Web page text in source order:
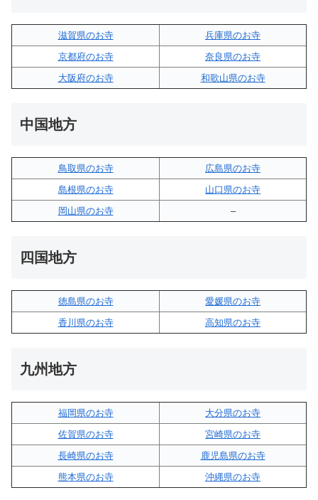
滋賀県のお寺
兵庫県のお寺
京都府のお寺
奈良県のお寺
大阪府のお寺
和歌山県のお寺
中国地方
鳥取県のお寺
広島県のお寺
島根県のお寺
山口県のお寺
岡山県のお寺
–
四国地方
徳島県のお寺
愛媛県のお寺
香川県のお寺
高知県のお寺
九州地方
福岡県のお寺
大分県のお寺
佐賀県のお寺
宮崎県のお寺
長崎県のお寺
鹿児島県のお寺
熊本県のお寺
沖縄県のお寺